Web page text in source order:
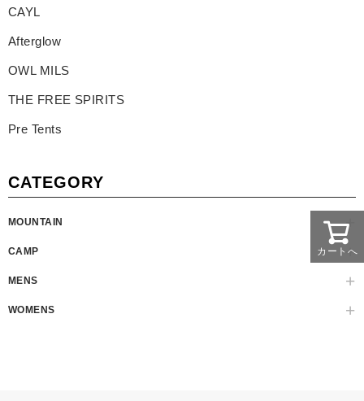
CAYL
Afterglow
OWL MILS
THE FREE SPIRITS
Pre Tents
CATEGORY
MOUNTAIN
CAMP
MENS
WOMENS
カートへ